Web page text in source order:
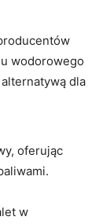
wodorowego
dla
oferując
w